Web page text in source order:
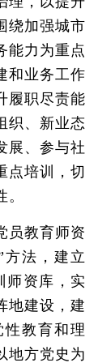
绕加强城市
能力为重点
和业务工作
履职尽责能
织、新业态
展、参与社
点培训，切
员教育师资
方法，建立
师资库，实
地建设，建
性教育和理
地方党史为